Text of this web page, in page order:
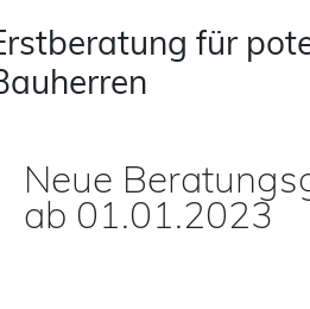
für
Neue
ab 01.01.2023